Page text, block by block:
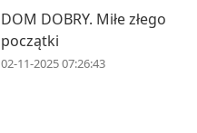
DOM DOBRY. Miłe złego
początki
02-11-2025 07:26:43